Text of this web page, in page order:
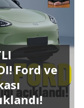
Ford ve